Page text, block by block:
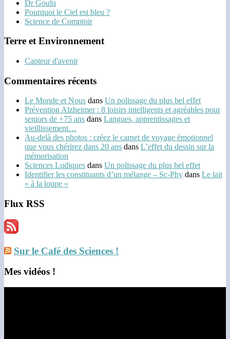
Dr Goulu
Pourquoi le Ciel est bleu ?
Science de Comptoir
Terre et Environnement
Capteur d'avenir
Commentaires récents
Le Monde et Nous dans Un polissage du plus bel effet
Prévention Alzheimer : 8 loisirs intelligents et agréables pour
seniors de +75 ans dans Langues, apprentissages et
vieillissement…
Au-delà des photos : créez le carnet de voyage émotionnel
que vous chérirez dans 20 ans dans L’effet du dessin sur la
mémorisation
Sciences Ludiques dans Un polissage du plus bel effet
Identifier les constituants d’un mélange – Sc-Phy dans Le lait
« à la loupe »
Flux RSS
Sur le Café des Sciences !
Mes vidéos !